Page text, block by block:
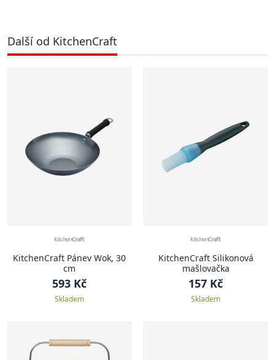
Další od KitchenCraft
KitchenCraft Pánev Wok, 30
cm
593 Kč
Skladem
KitchenCraft Silikonová
mašlovačka
157 Kč
Skladem